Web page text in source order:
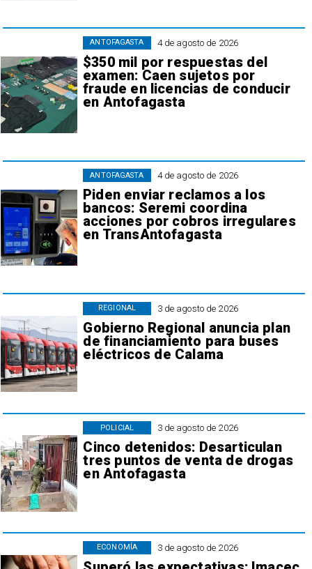
4 de agosto de 2026
$350 mil por respuestas del
examen: Caen sujetos por
fraude en licencias de conducir
en Antofagasta
ANTOFAGASTA
4 de agosto de 2026
Piden enviar reclamos a los
bancos: Seremi coordina
acciones por cobros irregulares
en TransAntofagasta
ANTOFAGASTA
3 de agosto de 2026
Gobierno Regional anuncia plan
de financiamiento para buses
eléctricos de Calama
REGIONAL
3 de agosto de 2026
Cinco detenidos: Desarticulan
tres puntos de venta de drogas
en Antofagasta
POLICIAL
3 de agosto de 2026
ECONOMÍA